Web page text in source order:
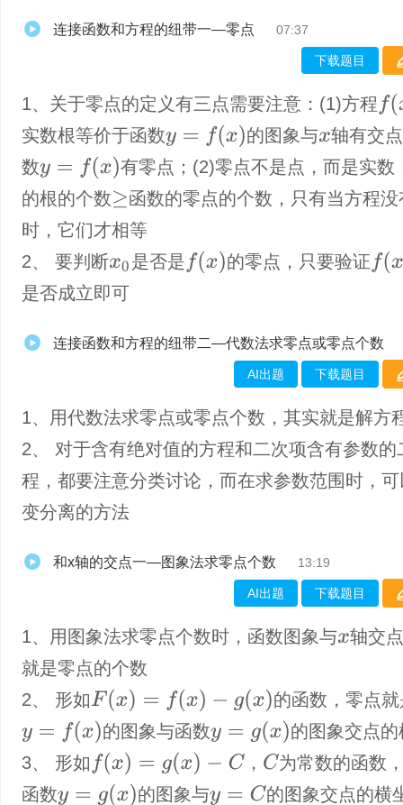
连接函数和方程的纽带一—零点 07:37
下载题目
1、关于零点的定义有三点需要注意：(1)方程 (x)=
实数根等价于函数y= (x) 的图象与x 轴有交
数y= (x)
有零点；(2)零点不是点，而是实数
的根的个数 ≥
函数的零点的个数，只有当方程没
时，它们才相等
2、 要判断x0 是否是 (x) 的零点，只要验证 (x0)=
是否成立即可
连接函数和方程的纽带二—代数法求零点或零点个数
AI出题 下载题目
1、​用代数法求零点或零点个数，其实就是解方
2、 对于含有绝对值的方程和二次项含有参数的
程，都要注意分类讨论，而在求参数范围时，
变分离的方法
和x轴的交点一—图象法求零点个数 13:19
AI出题 下载题目
1、​用图象法求零点个数时，函数图象与x 轴交
就是零点的个数
2、 形如 F(x) =f(x −g( ) 的函数，零点
y= (x) 的图象与函数y= g(x)
的图象交点
3、 形如 (x)=g(x −C ， C 为常数的函数
函数y= g(x) 的图象与y= C 的图象交点的横